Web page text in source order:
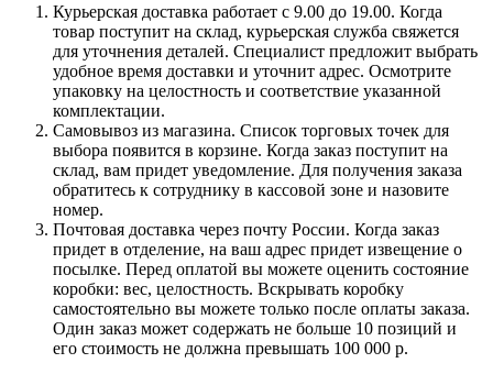
Курьерская доставка работает с 9.00 до 19.00. Когда
товар поступит на склад, курьерская служба свяжется
для уточнения деталей. Специалист предложит выбрать
удобное время доставки и уточнит адрес. Осмотрите
упаковку на целостность и соответствие указанной
комплектации.
Самовывоз из магазина. Список торговых точек для
выбора появится в корзине. Когда заказ поступит на
склад, вам придет уведомление. Для получения заказа
обратитесь к сотруднику в кассовой зоне и назовите
номер.
Почтовая доставка через почту России. Когда заказ
придет в отделение, на ваш адрес придет извещение о
посылке. Перед оплатой вы можете оценить состояние
коробки: вес, целостность. Вскрывать коробку
самостоятельно вы можете только после оплаты заказа.
Один заказ может содержать не больше 10 позиций и
его стоимость не должна превышать 100 000 р.